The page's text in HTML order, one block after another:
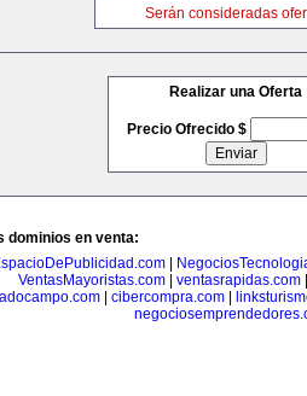
Serán consideradas
Realizar una Oferta
Precio Ofrecido $
dominios en venta:
|
VentasMayoristas.com
ventasrapidas.com
cibercompra.com